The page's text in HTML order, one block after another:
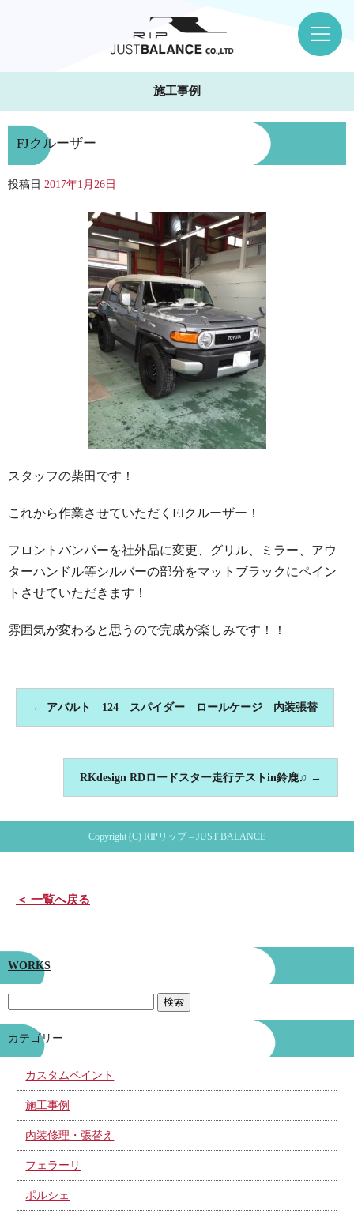
施工事例
FJクルーザー
投稿日 2017年1月26日
スタッフの柴田です！
これから作業させていただくFJクルーザー！
フロントバンパーを社外品に変更、グリル、ミラー、アウ
ターハンドル等シルバーの部分をマットブラックにペイン
トさせていただきます！
雰囲気が変わると思うので完成が楽しみです！！
← アバルト 124 スパイダー ロールケージ 内装張替
RKdesign RDロードスター走行テストin鈴鹿♫ →
Copyright (C) RIPリップ – JUST BALANCE
＜ 一覧へ戻る
WORKS
カテゴリー
カスタムペイント
施工事例
内装修理・張替え
フェラーリ
ポルシェ